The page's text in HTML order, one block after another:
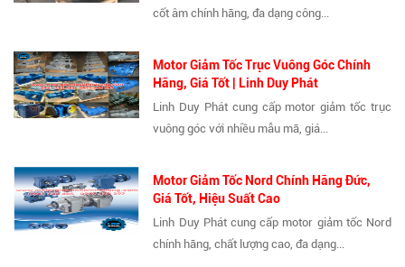
cốt âm chính hãng, đa dạng công...
Motor Giảm Tốc Trục Vuông Góc Chính
Hãng, Giá Tốt | Linh Duy Phát
Linh Duy Phát cung cấp motor giảm tốc trục
vuông góc với nhiều mẫu mã, giá...
Motor Giảm Tốc Nord Chính Hãng Đức,
Giá Tốt, Hiệu Suất Cao
Linh Duy Phát cung cấp motor giảm tốc Nord
chính hãng, chất lượng cao, đa dạng...